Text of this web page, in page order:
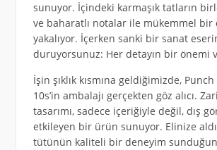
sunuyor. İçindeki karmaşık tatların
ve baharatlı notalar ile mükemmel bir
yakalıyor. İçerken sanki bir sanat
duruyorsunuz: Her detayın bir önemi
İşin şıklık kısmına geldiğimizde, Punch
10s’in ambalajı gerçekten göz alıcı.
tasarımı, sadece içeriğiyle değil, dış
etkileyen bir ürün sunuyor. Elinize
tütünün kaliteli bir deneyim